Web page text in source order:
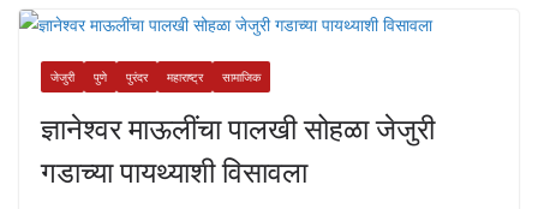
जेजुरी पुणे पुरंदर महाराष्ट्र सामाजिक
ज्ञानेश्वर माऊलींचा पालखी सोहळा जेजुरी
गडाच्या पायथ्याशी विसावला